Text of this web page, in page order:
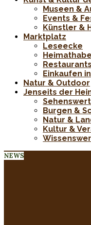
Museen &
Events &
Künstler &
Marktplatz
Leseecke
Einkaufen
Natur & Outdoor
Jenseits der
Burgen &
Natur &
Kultur &
NEWS